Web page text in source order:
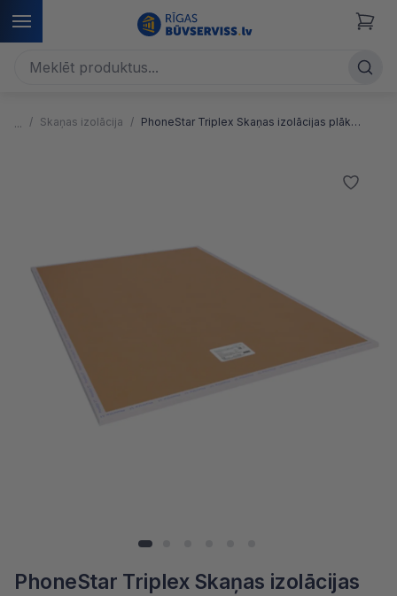
Skaņas izolācija PhoneStar Triplex Skaņas izolācijas plāksne
PhoneStar Triplex Skaņas izolācijas